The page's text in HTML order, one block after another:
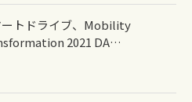
ートドライブ、Mobility
2021 DA…